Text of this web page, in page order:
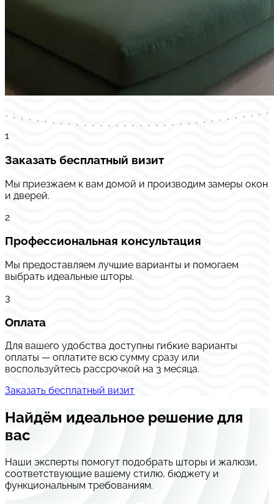
1
Заказать бесплатный визит
Мы приезжаем к вам домой и производим замеры окон
и дверей.
2
Профессиональная консультация
Мы предоставляем лучшие варианты и помогаем
выбрать идеальные шторы.
3
Оплата
Для вашего удобства доступны гибкие варианты
оплаты — оплатите всю сумму сразу или
воспользуйтесь рассрочкой на 3 месяца.
Заказать бесплатный визит
Найдём идеальное решение для
вас
Наши эксперты помогут подобрать шторы и жалюзи,
соответствующие вашему стилю, бюджету и
функциональным требованиям.